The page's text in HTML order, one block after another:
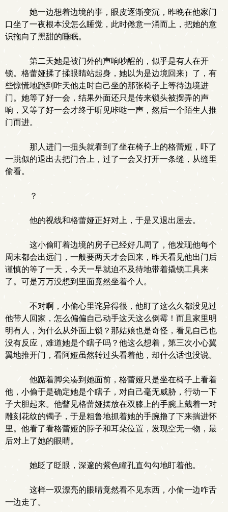
她一边想着边境的事，眼皮逐渐变沉，昨晚在他家门
口坐了一夜根本没怎么睡觉，此时倦意一涌而上，把她的意
识拖向了黑甜的睡眠。
第二天她是被门外的声响吵醒的，似乎是有人在开
锁。格蕾娅揉了揉眼睛站起身，她以为是边境回来）了，有
些惊慌地跑到昨天他走时自己坐的那张椅子上等待边境进
门。她等了好一会，结果外面还只是传来锁头被摆弄的声
响，又等了好一会才终于听见咔哒一声，然后一个陌生人推
门而进。
那人进门一扭头就看到了坐在椅子上的格蕾娅，吓了
一跳似的退出去把门合上，过了一会又打开一条缝，从缝里
偷看。
？
他的视线和格蕾娅正好对上，于是又退出屋去。
这小偷盯着边境的房子已经好几周了，他发现他每个
周末都会出远门，一般要两天才会回来，昨天看见他出门后
谨慎的等了一天，今天一早就迫不及待地带着撬锁工具来
了。可是万万没想到里面竟然坐着个人。
不对啊，小偷心里诧异得很，他盯了这么久都没见过
他带人回家，怎么偏偏自己动手这天这么倒霉！而且家里明
明有人，为什么从外面上锁？那姑娘也是奇怪，看见自己也
没有反应，难道她是个瞎子吗？他这么想着，第三次小心翼
翼地推开门，看阿娅虽然转过头看着他，却什么话也没说。
他踮着脚尖凑到她面前，格蕾娅只是坐在椅子上看着
他，小偷于是确定她是个瞎子，对自己毫无威胁，行动一下
子大胆起来。他瞥见格蕾娅摆放在双膝上的手腕上戴着一对
雕刻花纹的镯子，于是粗鲁地抓着她的手腕撸了下来揣进怀
里。他看了看格蕾娅的脖子和耳朵位置，发现空无一物，最
后对上了她的眼睛。
她眨了眨眼，深邃的紫色瞳孔直勾勾地盯着他。
这样一双漂亮的眼睛竟然看不见东西，小偷一边咋舌
一边走了。